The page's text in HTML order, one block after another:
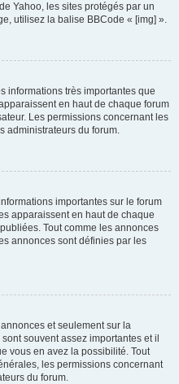
Yahoo, les sites protégés par un
utilisez la balise BBCode « [img] ».
informations très importantes que
en haut de chaque forum
Les permissions concernant les
administrateurs du forum.
importantes sur le forum
apparaissent en haut de chaque
Tout comme les annonces
annonces sont définies par les
et seulement sur la
souvent assez importantes et il
vous en avez la possibilité. Tout
les permissions concernant
du forum.